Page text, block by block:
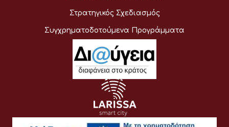
Στρατηγικός Σχεδιασμός
Συγχρηματοδοτούμενα Προγράμματα